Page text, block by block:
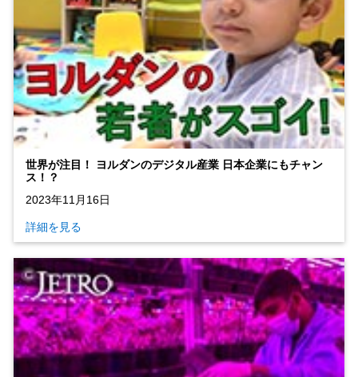
世界が注目！ ヨルダンのデジタル産業 日本企業にもチャン
ス！？
2023年11月16日
詳細を見る